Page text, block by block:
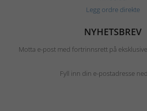
Legg ordre direkte
NYHETSBREV
Motta e-post med fortrinnsrett på
Fyll inn din e-postadresse